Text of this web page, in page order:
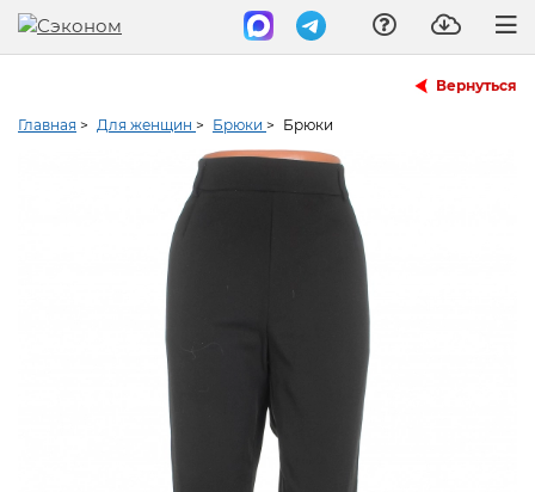
Вернуться
Главная > Для женщин > Брюки > Брюки